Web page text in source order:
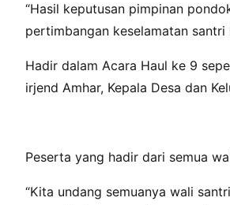
“Hasil keputusan pimpinan
pertimbangan keselamatan santri
Hadir dalam Acara Haul ke 9
irjend Amhar, Kepala Desa dan
Peserta yang hadir dari semua
“Kita undang semuanya wali